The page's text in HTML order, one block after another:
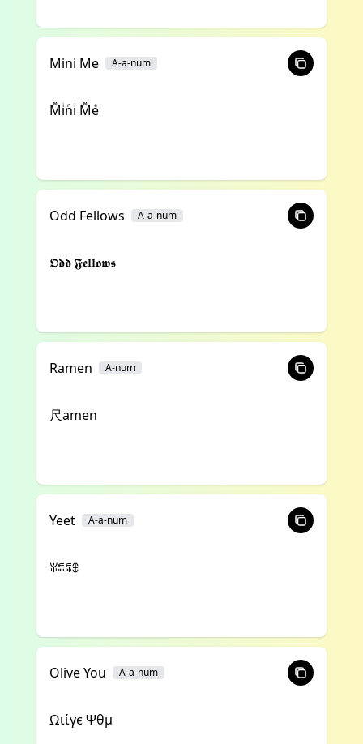
Mini Me A-a-num
Mᷟiͥnᷠiͥ Mᷟeͤ
Odd Fellows A-a-num
𝕺𝖉𝖉 𝕱𝖊𝖑𝖑𝖔𝖜𝖘
Ramen A-num
尺amen
Yeet A-a-num
ꐟꁄꁄꇞ
Olive You A-a-num
Ωιίγє Ψθμ